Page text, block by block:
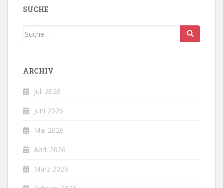
SUCHE
Suche
ARCHIV
Juli 2026
Juni 2026
Mai 2026
April 2026
März 2026